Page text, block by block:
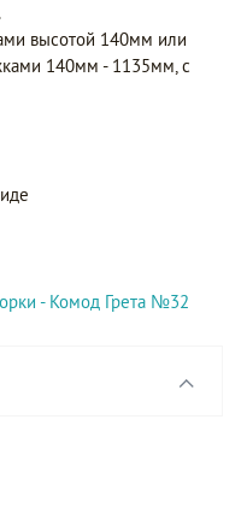
высотой 140мм или
140мм - 1135мм, с
- Комод Грета №32